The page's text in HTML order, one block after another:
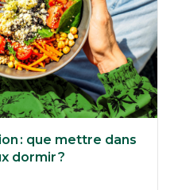
: que mettre dans
dormir ?